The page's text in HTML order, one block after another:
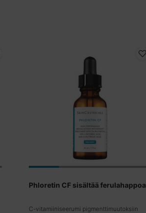
Phloretin CF sisältää ferulahappoa
C-vitamiiniseerumi pigmenttimuutoksiin